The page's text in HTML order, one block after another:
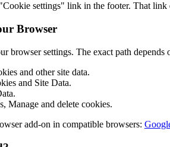
settings" link in the footer. That link
Browser
browser settings. The exact path depends
and other site data.
and Site Data.
Manage and delete cookies.
add-on in compatible browsers: